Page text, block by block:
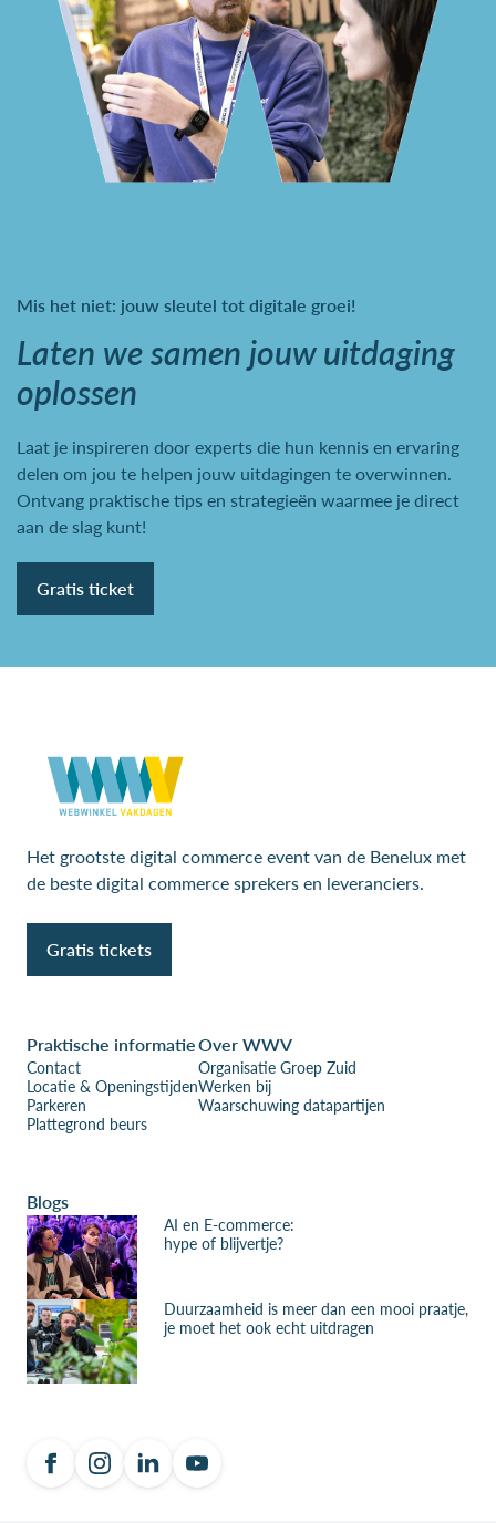
Mis het niet: jouw sleutel tot digitale groei!
Laten we samen jouw uitdaging
oplossen
Laat je inspireren door experts die hun kennis en ervaring
delen om jou te helpen jouw uitdagingen te overwinnen.
Ontvang praktische tips en strategieën waarmee je direct
aan de slag kunt!
Gratis ticket
Het grootste digital commerce event van de Benelux met
de beste digital commerce sprekers en leveranciers.
Gratis tickets
Praktische informatie
Contact
Locatie & Openingstijden
Parkeren
Plattegrond beurs
Over WWV
Organisatie Groep Zuid
Werken bij
Waarschuwing datapartijen
Blogs
AI en E-commerce:
hype of blijvertje?
Duurzaamheid is meer dan een mooi praatje,
je moet het ook echt uitdragen